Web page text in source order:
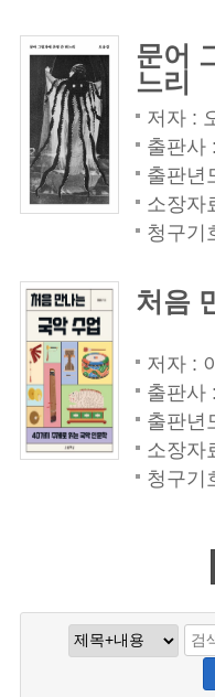
문어
느리
저자 :
출판사
출판년
소장자
청구기
처음
저자 :
출판사
출판년
소장자
청구기